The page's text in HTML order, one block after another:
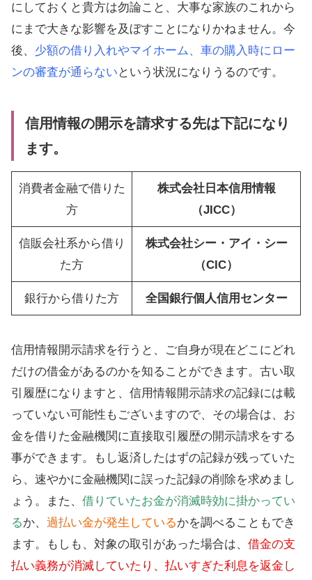
にしておくと貴方は勿論こと、大事な家族のこれから
にまで大きな影響を及ぼすことになりかねません。今
後、 少額の借り入れやマイホーム、車の購入時にロー
ンの審査が通らない という状況になりうるのです。
信用情報の開示を請求する先は下記になり
ます。
消費者金融で借りた
方
株式会社日本信用情報
（JICC）
信販会社系から借り
た方
株式会社シー・アイ・シー
（CIC）
銀行から借りた方 全国銀行個人信用センター
信用情報開示請求を行うと、ご自身が現在どこにどれ
だけの借金があるのかを知ることができます。古い取
引履歴になりますと、信用情報開示請求の記録には載
っていない可能性もございますので、その場合は、お
金を借りた金融機関に直接取引履歴の開示請求をする
事ができます。もし返済したはずの記録が残っていた
ら、速やかに金融機関に誤った記録の削除を求めまし
ょう。また、 借りていたお金が消滅時効に掛かってい
るか、 過払い金が発生しているかを調べることもでき
ます。もしも、対象の取引があった場合は、 借金の支
払い義務が消滅していたり、払いすぎた利息を返金し